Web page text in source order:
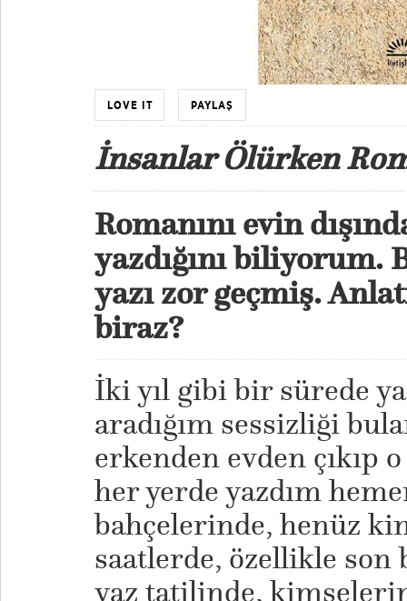
LOVE IT PAYLAŞ
İnsanlar Ölürken
Romanını evin
yazdığını biliyorum.
yazı zor geçmiş.
biraz?
İki yıl gibi bir sürede
aradığım sessizliği
erkenden evden çıkıp
her yerde yazdım
bahçelerinde, henüz
saatlerde, özellikle
yaz tatilinde,